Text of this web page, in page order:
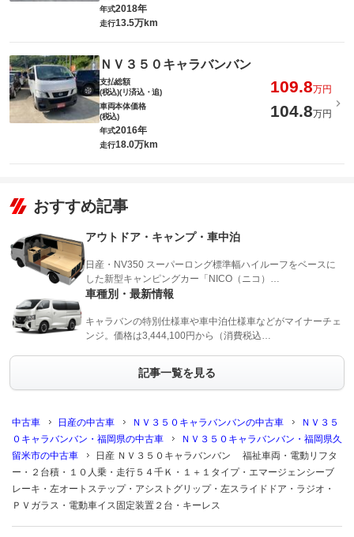
年式2018年
走行13.5万km
ＮＶ３５０キャラバンバン
支払総額
(税込)(リ済込・追)
109.8万円
車両本体価格
(税込)
104.8万円
年式2016年
走行18.0万km
おすすめ記事
アウトドア・キャンプ・車中泊
日産・NV350 スーパーロング標準幅ハイルーフをベースに
した新型キャンピングカー「NICO（ニコ）…
車種別・最新情報
キャラバンの特別仕様車や車中泊仕様車などがマイナーチェ
ンジ。価格は3,444,100円から（消費税込…
記事一覧を見る
中古車 日産の中古車 ＮＶ３５０キャラバンバンの中古車
ＮＶ３５
０キャラバンバン・福岡県の中古車
ＮＶ３５０キャラバンバン・福岡県久
留米市の中古車
日産 ＮＶ３５０キャラバンバン 福祉車両・電動リフタ
ー・２台積・１０人乗・走行５４千Ｋ・１＋１タイプ・エマージェンシーブ
レーキ・左オートステップ・アシストグリップ・左スライドドア・ラジオ・
ＰＶガラス・電動車イス固定装置２台・キーレス